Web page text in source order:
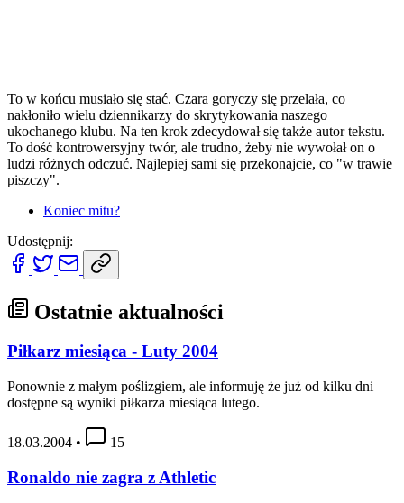
To w końcu musiało się stać. Czara goryczy się przelała, co
nakłoniło wielu dziennikarzy do skrytykowania naszego
ukochanego klubu. Na ten krok zdecydował się także autor tekstu.
To dość kontrowersyjny twór, ale trudno, żeby nie wywołał on o
ludzi różnych odczuć. Najlepiej sami się przekonajcie, co "w trawie
piszczy".
Koniec mitu?
Udostępnij:
Ostatnie aktualności
Piłkarz miesiąca - Luty 2004
Ponownie z małym poślizgiem, ale informuję że już od kilku dni
dostępne są wyniki piłkarza miesiąca lutego.
18.03.2004 • 15
Ronaldo nie zagra z Athletic